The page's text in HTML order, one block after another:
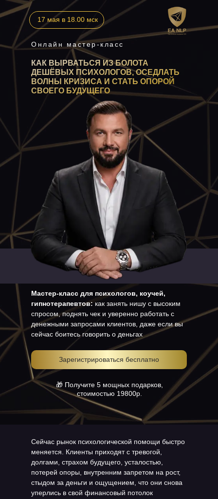
Зарегистрироваться бесплатно
17 мая в 18.00 мск
Онлайн мастер-класс
КАК ВЫРВАТЬСЯ ИЗ БОЛОТА
ДЕШЁВЫХ ПСИХОЛОГОВ, ОСЕДЛАТЬ
ВОЛНЫ КРИЗИСА И СТАТЬ ОПОРОЙ
СВОЕГО БУДУЩЕГО
Мастер-класс для психологов, коучей,
гипнотерапевтов: как занять нишу с высоким
спросом, поднять чек и уверенно работать с
денежными запросами клиентов, даже если вы
сейчас боитесь говорить о деньгах
🎁 Получите 5 мощных подарков,
стоимостью 19800р.
Сейчас рынок психологической помощи быстро
меняется. Клиенты приходят с тревогой,
долгами, страхом будущего, усталостью,
потерей опоры, внутренним запретом на рост,
стыдом за деньги и ощущением, что они снова
уперлись в свой финансовый потолок